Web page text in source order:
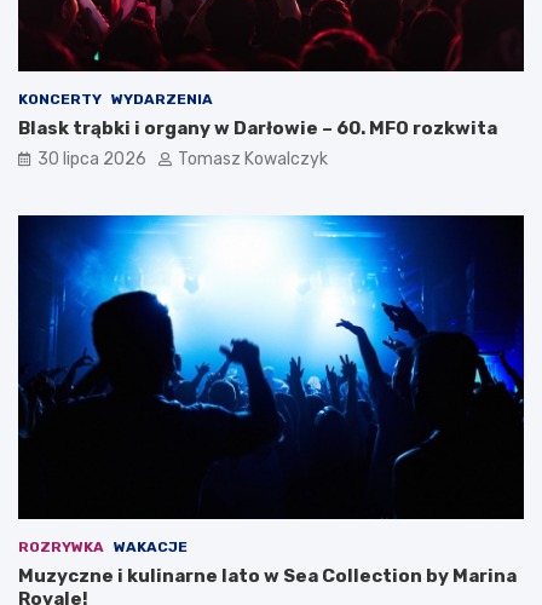
KONCERTY WYDARZENIA
Blask trąbki i organy w Darłowie – 60. MFO rozkwita
30 lipca 2026 Tomasz Kowalczyk
ROZRYWKA WAKACJE
Muzyczne i kulinarne lato w Sea Collection by Marina
Royale!